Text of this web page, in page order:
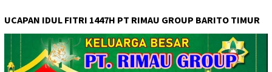
UCAPAN IDUL FITRI 1447H PT RIMAU GROUP BARITO TIMUR